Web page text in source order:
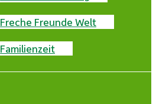
Freche Freunde Welt
Familienzeit